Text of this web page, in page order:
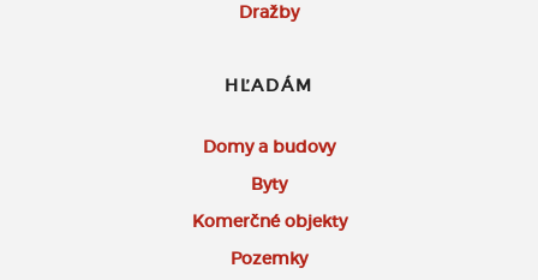
Dražby
HĽADÁM
Domy a budovy
Byty
Komerčné objekty
Pozemky